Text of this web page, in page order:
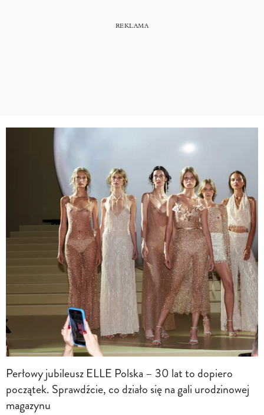
Perłowy jubileusz ELLE Polska – 30 lat to dopiero
początek. Sprawdźcie, co działo się na gali urodzinowej
magazynu